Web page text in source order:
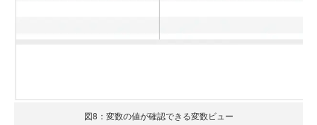
図8：変数の値が確認できる変数ビュー